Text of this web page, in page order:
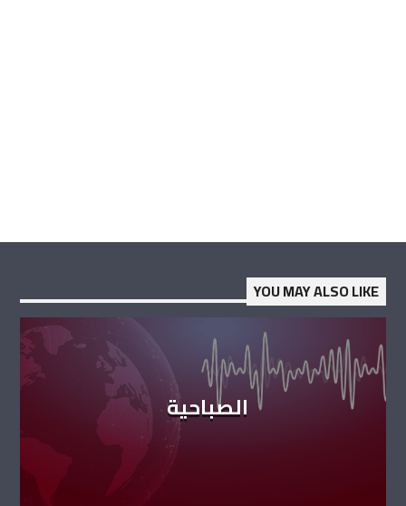
YOU MAY ALSO LIKE
الصباحية